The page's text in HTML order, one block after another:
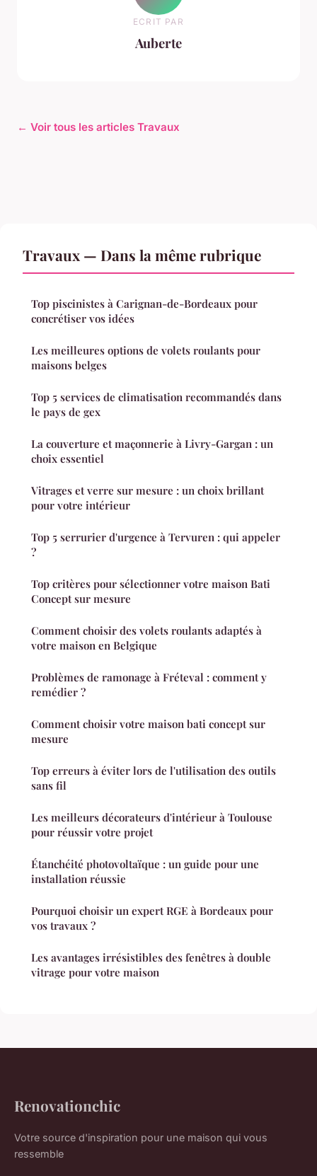
ECRIT PAR
Auberte
← Voir tous les articles Travaux
Travaux — Dans la même rubrique
Top piscinistes à Carignan-de-Bordeaux pour
concrétiser vos idées
Les meilleures options de volets roulants pour
maisons belges
Top 5 services de climatisation recommandés dans
le pays de gex
La couverture et maçonnerie à Livry-Gargan : un
choix essentiel
Vitrages et verre sur mesure : un choix brillant
pour votre intérieur
Top 5 serrurier d'urgence à Tervuren : qui appeler
?
Top critères pour sélectionner votre maison Bati
Concept sur mesure
Comment choisir des volets roulants adaptés à
votre maison en Belgique
Problèmes de ramonage à Fréteval : comment y
remédier ?
Comment choisir votre maison bati concept sur
mesure
Top erreurs à éviter lors de l'utilisation des outils
sans fil
Les meilleurs décorateurs d'intérieur à Toulouse
pour réussir votre projet
Étanchéité photovoltaïque : un guide pour une
installation réussie
Pourquoi choisir un expert RGE à Bordeaux pour
vos travaux ?
Les avantages irrésistibles des fenêtres à double
vitrage pour votre maison
Renovationchic
Votre source d'inspiration pour une maison qui vous
ressemble